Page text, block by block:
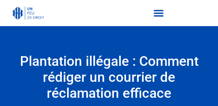
Plantation illégale : Comment
rédiger un courrier de
réclamation efficace